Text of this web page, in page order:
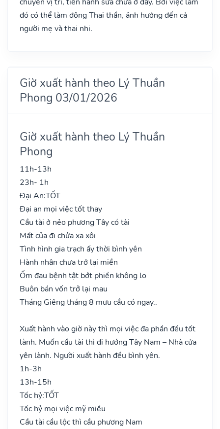
đó có thể làm động Thai thần, ảnh hưởng đến cả
người mẹ và thai nhi.
Giờ xuất hành theo Lý Thuần
Phong 03/01/2026
Giờ xuất hành theo Lý Thuần
Phong
11h-13h
23h- 1h
Đại An:TỐT
Đại an mọi việc tốt thay
Cầu tài ở nẻo phương Tây có tài
Mất của đi chửa xa xôi
Tình hình gia trạch ấy thời bình yên
Hành nhân chưa trở lại miền
Ốm đau bệnh tật bớt phiền không lo
Buôn bán vốn trở lại mau
Tháng Giêng tháng 8 mưu cầu có ngay..
Xuất hành vào giờ này thì mọi việc đa phần đều tốt
lành. Muốn cầu tài thì đi hướng Tây Nam – Nhà cửa
yên lành. Người xuất hành đều bình yên.
1h-3h
13h-15h
Tốc hỷ:TỐT
Tốc hỷ mọi việc mỹ miều
Cầu tài cầu lộc thì cầu phương Nam